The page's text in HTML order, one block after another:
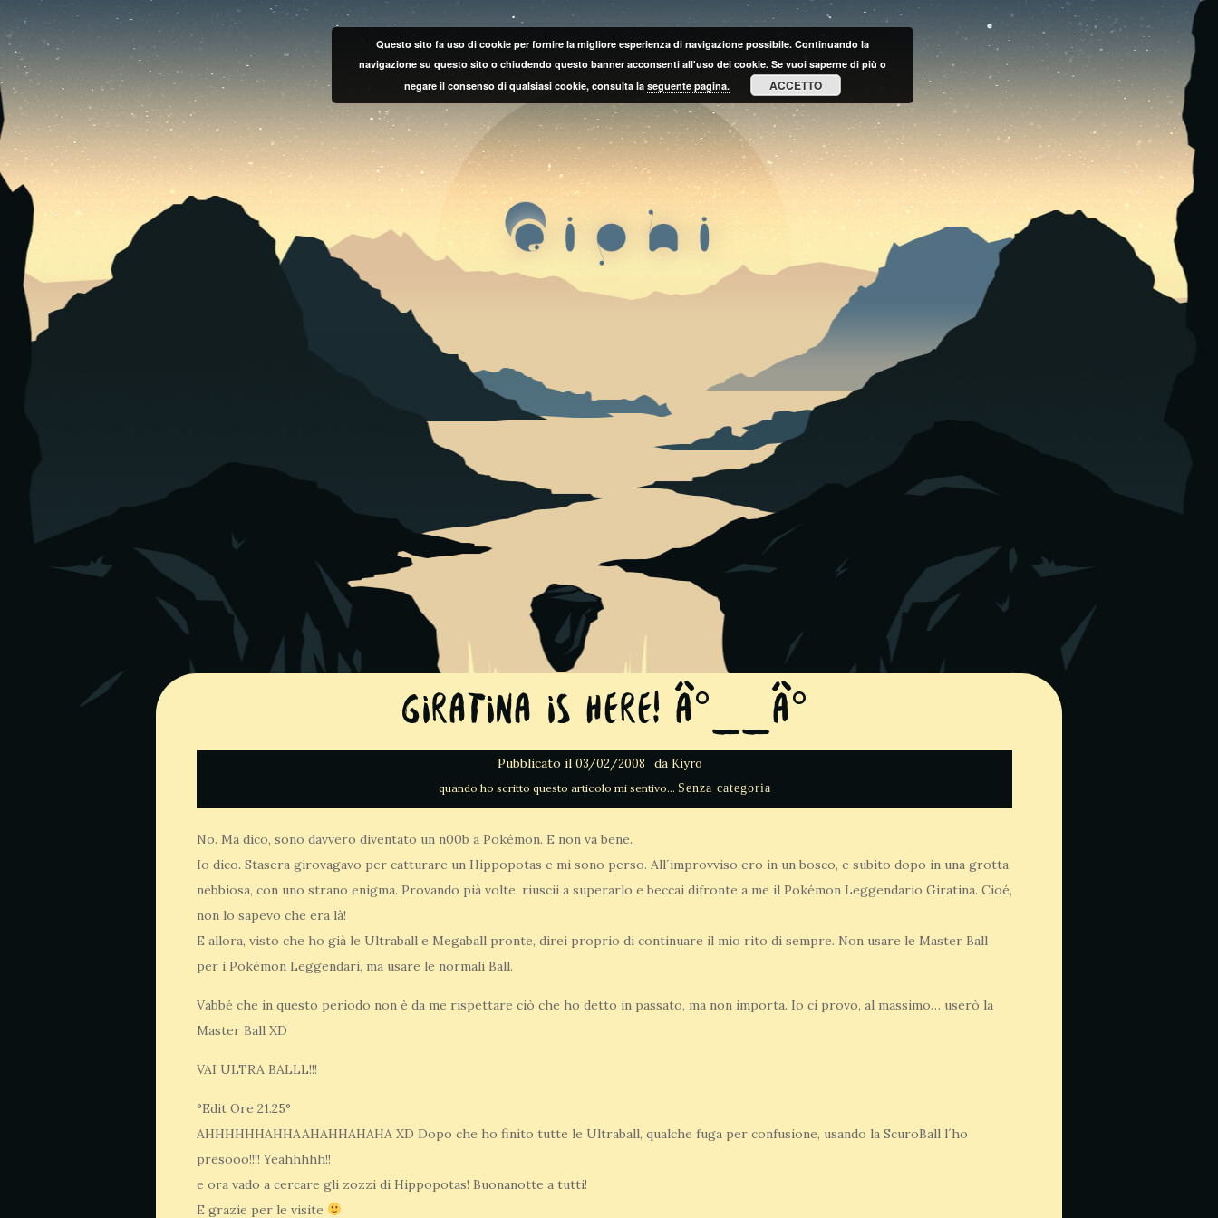
Giratina is Here! Â°__Â°
Pubblicato il 03/02/2008 da Kiyro
Senza categoria
No. Ma dico, sono davvero diventato un n00b a Pokémon. E non va bene.
Io dico. Stasera girovagavo per catturare un Hippopotas e mi sono perso. All´improvviso ero in un bosco, e subito dopo in una grotta
nebbiosa, con uno strano enigma. Provando pià volte, riuscii a superarlo e beccai difronte a me il Pokémon Leggendario Giratina. Cioé,
non lo sapevo che era là!
E allora, visto che ho già le Ultraball e Megaball pronte, direi proprio di continuare il mio rito di sempre. Non usare le Master Ball
per i Pokémon Leggendari, ma usare le normali Ball.
Vabbé che in questo periodo non è da me rispettare ciò che ho detto in passato, ma non importa. Io ci provo, al massimo… userò la
Master Ball XD
VAI ULTRA BALLL!!!
°Edit Ore 21.25°
AHHHHHHAHHAAHAHHAHAHA XD Dopo che ho finito tutte le Ultraball, qualche fuga per confusione, usando la ScuroBall l´ho
presooo!!!! Yeahhhhh!!
e ora vado a cercare gli zozzi di Hippopotas! Buonanotte a tutti!
E grazie per le visite
Questo sito fa uso di cookie per fornire la migliore esperienza di navigazione possibile. Continuando la
navigazione su questo sito o chiudendo questo banner acconsenti all'uso dei cookie. Se vuoi saperne di più o
negare il consenso di qualsiasi cookie, consulta la seguente pagina. ACCETTO